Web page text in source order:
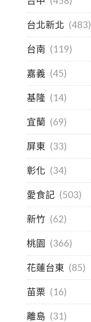
台北新北 (483)
台南 (119)
嘉義 (45)
基隆 (14)
宜蘭 (69)
屏東 (33)
彰化 (34)
愛食記 (503)
新竹 (62)
桃園 (366)
花蓮台東 (85)
苗栗 (16)
離島 (31)